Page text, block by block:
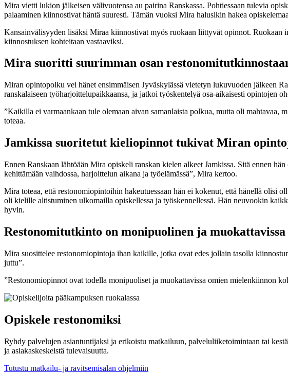
Mira vietti lukion jälkeisen välivuotensa au pairina Ranskassa. Pohtiessaan tulevia
palaaminen kiinnostivat häntä suuresti. Tämän vuoksi Mira halusikin hakea
Kansainvälisyyden lisäksi Miraa kiinnostivat myös ruokaan liittyvät opinnot. Ruokaan
kiinnostuksen kohteitaan vastaaviksi.
Mira suoritti suurimman osan
Miran opintopolku vei hänet ensimmäisen Jyväskylässä vietetyn lukuvuoden jälkeen
ranskalaiseen työharjoittelupaikkaansa, ja jatkoi työskentelyä osa-aikaisesti opintojen
”Kaikilla ei varmaankaan tule olemaan aivan samanlaista polkua, mutta oli
toteaa.
Jamkissa suoritetut kieliopinnot tukivat Miran
Ennen Ranskaan lähtöään Mira opiskeli ranskan kielen alkeet Jamkissa. Sitä ennen
kehittämään vaihdossa, harjoittelun aikana ja työelämässä”, Mira kertoo.
Mira toteaa, että restonomiopintoihin hakeutuessaan hän ei kokenut, että hänellä
oli kielille altistuminen ulkomailla opiskellessa ja työskennellessä. Hän neuvookin
hyvin.
Restonomitutkinto on monipuolinen ja
Mira suosittelee restonomiopintoja ihan kaikille, jotka ovat edes jollain tasolla
juttu”.
”Restonomiopinnot ovat todella monipuoliset ja muokattavissa omien mielenkiinnon
Opiskele restonomiksi
Ryhdy palvelujen asiantuntijaksi ja erikoistu matkailuun, palveluliiketoimintaan tai
ja asiakaskeskeistä tulevaisuutta.
Tutustu matkailu- ja ravitsemisalan ohjelmiin